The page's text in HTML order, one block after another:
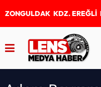
ZONGULDAK KDZ. EREĞLİ